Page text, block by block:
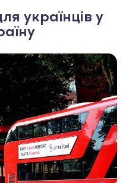
українців у